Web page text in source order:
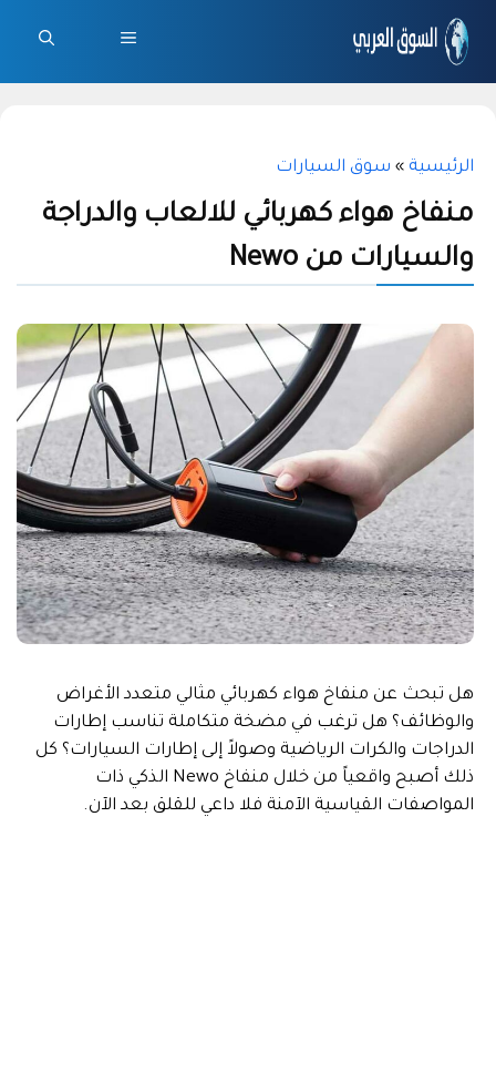
المحتوى
القائمة
الرئيسية » سوق السيارات
منفاخ هواء كهربائي للالعاب والدراجة
والسيارات من Newo
هل تبحث عن منفاخ هواء كهربائي مثالي متعدد الأغراض
والوظائف؟ هل ترغب في مضخة متكاملة تناسب إطارات
الدراجات والكرات الرياضية وصولاً إلى إطارات السيارات؟ كل
ذلك أصبح واقعياً من خلال منفاخ Newo الذكي ذات
المواصفات القياسية الآمنة فلا داعي للقلق بعد الآن.